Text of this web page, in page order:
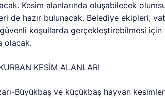
Kesim alanlarında oluşabilecek
de hazır bulunacak. Belediye ekipleri,
koşullarda gerçekleştirebilmesi için
olacak.
KESİM ALANLARI
Büyükbaş ve küçükbaş hayvan